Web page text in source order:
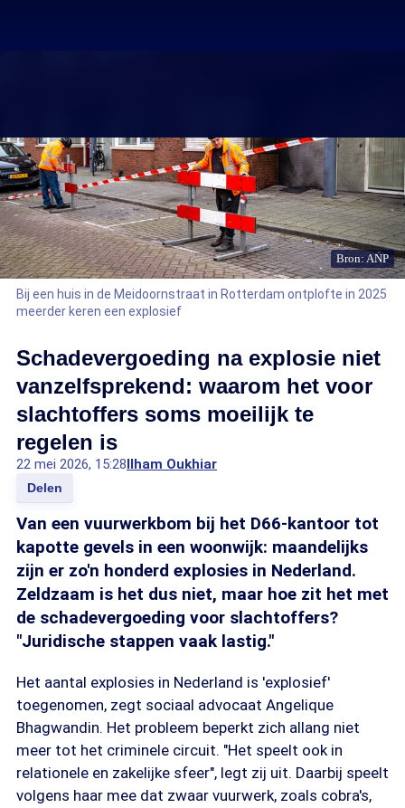
Bron: ANP
Bij een huis in de Meidoornstraat in Rotterdam ontplofte in 2025
meerder keren een explosief
Schadevergoeding na explosie niet
vanzelfsprekend: waarom het voor
slachtoffers soms moeilijk te
regelen is
22 mei 2026, 15:28Ilham Oukhiar
Delen
Van een vuurwerkbom bij het D66-kantoor tot
kapotte gevels in een woonwijk: maandelijks
zijn er zo'n honderd explosies in Nederland.
Zeldzaam is het dus niet, maar hoe zit het met
de schadevergoeding voor slachtoffers?
"Juridische stappen vaak lastig."
Het aantal explosies in Nederland is 'explosief'
toegenomen, zegt sociaal advocaat Angelique
Bhagwandin. Het probleem beperkt zich allang niet
meer tot het criminele circuit. "Het speelt ook in
relationele en zakelijke sfeer", legt zij uit. Daarbij speelt
volgens haar mee dat zwaar vuurwerk, zoals cobra's,